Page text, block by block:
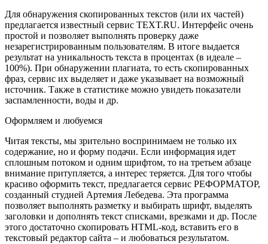
Для обнаружения скопированных текстов (или их частей)
предлагается известный сервис TEXT.RU. Интерфейс очень
простой и позволяет выполнять проверку даже
незарегистрированным пользователям. В итоге выдается
результат на уникальность текста в процентах (в идеале –
100%). При обнаружении плагиата, то есть скопированных
фраз, сервис их выделяет и даже указывает на возможный
источник. Также в статистике можно увидеть показатели
заспамленности, воды и др.
Оформляем и любуемся
Читая тексты, мы зрительно воспринимаем не только их
содержание, но и форму подачи. Если информация идет
сплошным потоком и одним шрифтом, то на третьем абзаце
внимание притупляется, а интерес теряется. Для того чтобы
красиво оформить текст, предлагается сервис РЕФОРМАТОР,
созданный студией Артемия Лебедева. Эта программа
позволяет выполнять разметку и выбирать шрифт, выделять
заголовки и дополнять текст списками, врезками и др. После
этого достаточно скопировать HTML-код, вставить его в
текстовый редактор сайта – и любоваться результатом.